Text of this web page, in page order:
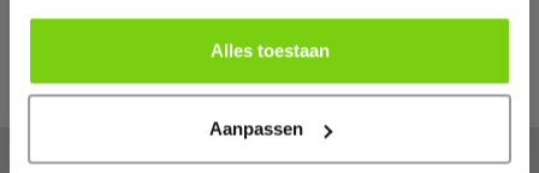
Alles toestaan
Aanpassen
Terug naar overzicht